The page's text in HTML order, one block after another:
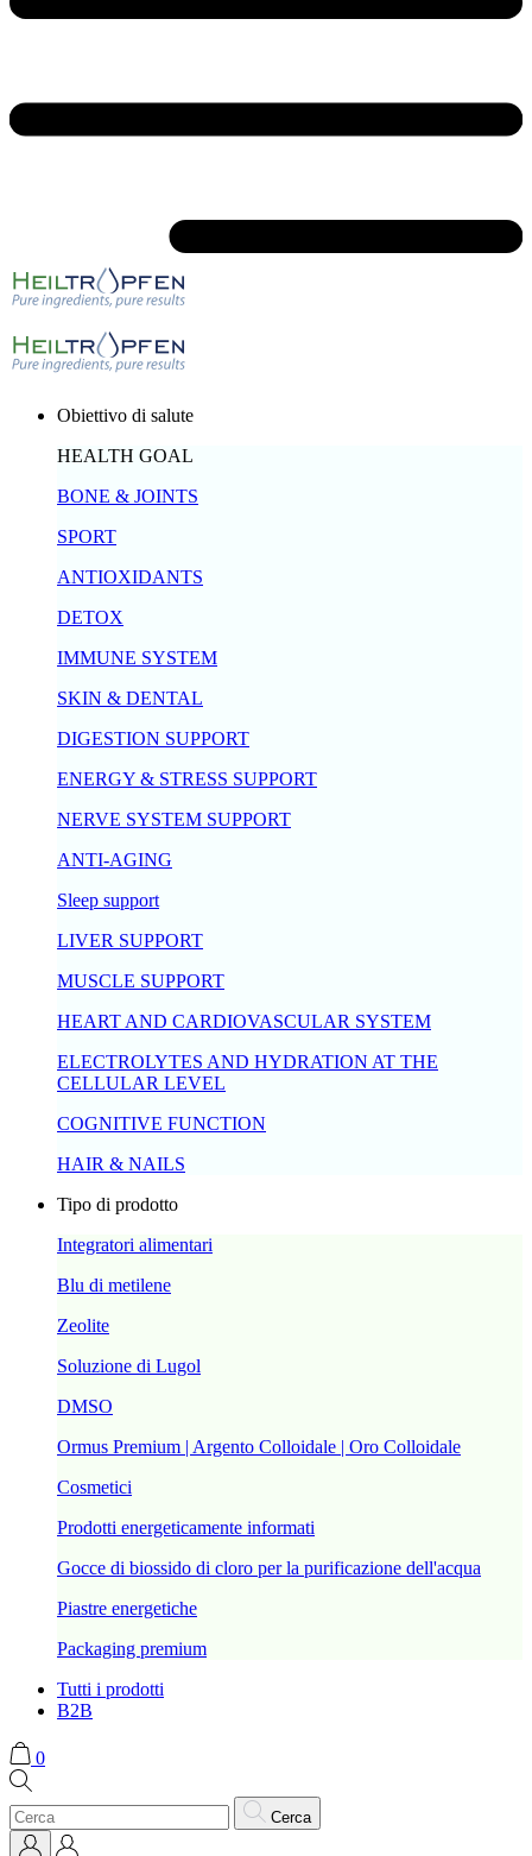
Obiettivo di salute
HEALTH GOAL
BONE & JOINTS
SPORT
ANTIOXIDANTS
DETOX
IMMUNE SYSTEM
SKIN & DENTAL
DIGESTION SUPPORT
ENERGY & STRESS SUPPORT
NERVE SYSTEM SUPPORT
ANTI-AGING
Sleep support
LIVER SUPPORT
MUSCLE SUPPORT
HEART AND CARDIOVASCULAR SYSTEM
ELECTROLYTES AND HYDRATION AT THE
CELLULAR LEVEL
COGNITIVE FUNCTION
HAIR & NAILS
Tipo di prodotto
Integratori alimentari
Blu di metilene
Zeolite
Soluzione di Lugol
DMSO
Ormus Premium | Argento Colloidale | Oro Colloidale
Cosmetici
Prodotti energeticamente informati
Gocce di biossido di cloro per la purificazione dell'acqua
Piastre energetiche
Packaging premium
Tutti i prodotti
B2B
0
Cerca